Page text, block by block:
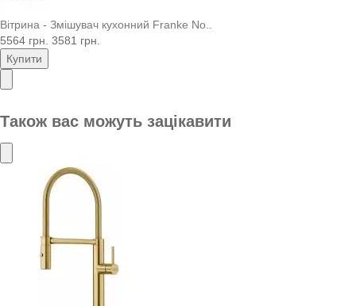
Вітрина - Змішувач кухонний Franke No..
5564 грн. 3581 грн.
Купити
Також вас можуть зацікавити